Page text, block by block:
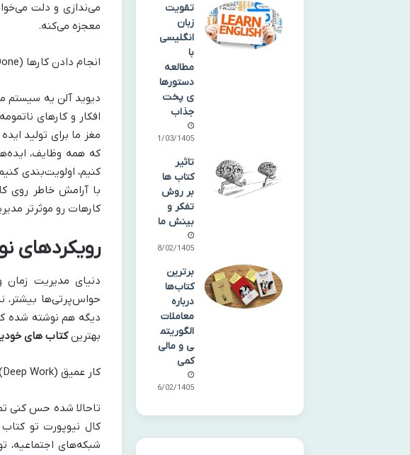
می‌ندازی و دلت
معجزه می‌کنه.
انجام دادن کارها (Getting Things Done) اثر دیوید آلن
مغز ما برای تولید
که همه وظایف،
با آرامش خاطر روی
کارهات رو موثرتر
رویکردهای
دنیای مدیریت
حواس‌پرتی‌ها بیشتر،
دیگه هم نوشته شده
بهترینکتاب های
کار عمیق (Deep Work) اثر کال نیوپورت
تاحالا شده حس کنی
کال نیوپورت تو
شبکه‌های اجتماعیه،
تقویت
زبان
انگلیسی
با
مطالعه
دستورها
ی پخت
جذاب
01/03/1405
تاثیر
کتاب ها
بر روش
تفکر و
بینش ما
28/02/1405
برترین
کتاب‌ها
درباره
معاملات
الگوریتم
ی و مالی
کمی
16/02/1405